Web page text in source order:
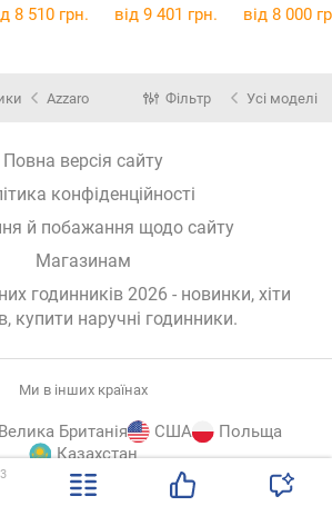
3
8 510 грн. від 9 401 грн. від 8 000
Azzaro Фільтр Усі моделі
Повна версія сайту
конфіденційності
й побажання щодо сайту
Магазинам
годинників 2026 - новинки, хіти
купити наручні годинники.
Ми в інших країнах
Велика Британія США
Польща
Казахстан